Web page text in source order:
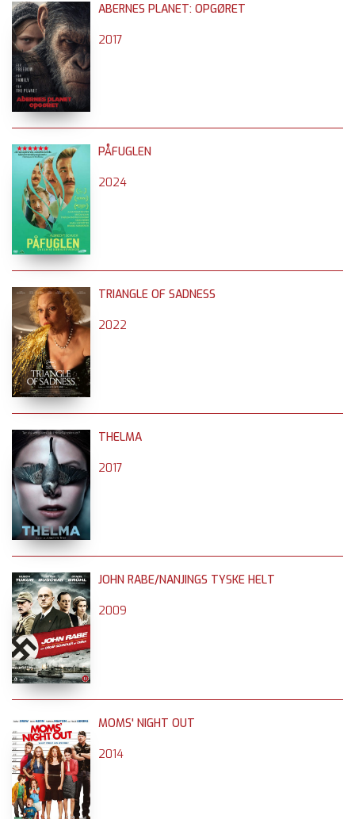
ABERNES PLANET: OPGØRET
2017
PÅFUGLEN
2024
TRIANGLE OF SADNESS
2022
THELMA
2017
JOHN RABE/NANJINGS TYSKE HELT
2009
MOMS' NIGHT OUT
2014